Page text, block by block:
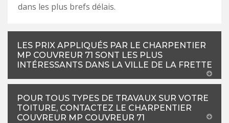
dans les plus brefs délais.
LES PRIX APPLIQUÉS PAR LE CHARPENTIER
MP COUVREUR 71 SONT LES PLUS
INTÉRESSANTS DANS LA VILLE DE LA FRETTE
POUR TOUS TYPES DE TRAVAUX SUR VOTRE
TOITURE, CONTACTEZ LE CHARPENTIER
COUVREUR MP COUVREUR 71